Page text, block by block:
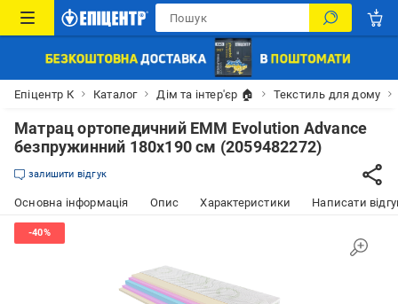
Епіцентр К Каталог Дім та інтер'єр 🏠 Текстиль для дому
Матрац ортопедичний ЕММ Evolution Advance
безпружинний 180х190 см (2059482272)
залишити відгук
Основна інформація Опис Характеристики Написати